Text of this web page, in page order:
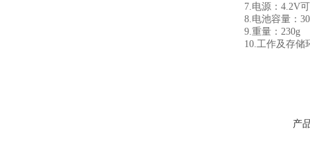
7.电源：4.2V可
8.电池容量：
9.重量：230g
10.工作及存储
产